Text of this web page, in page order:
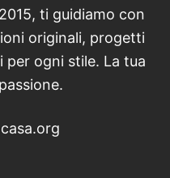
ti guidiamo con
originali, progetti
ogni stile. La tua